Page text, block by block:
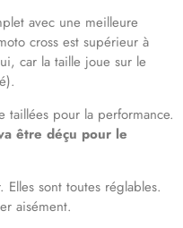
avec une meilleure
cross est supérieur à
car la taille joue sur le
pour la performance.
être déçu pour le
Elles sont toutes réglables.
aisément.